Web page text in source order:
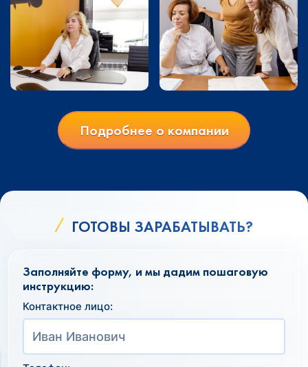
Подробнее о компании
ГОТОВЫ ЗАРАБАТЫВАТЬ?
Заполняйте форму, и мы дадим пошаговую
инструкцию:
Контактное лицо: